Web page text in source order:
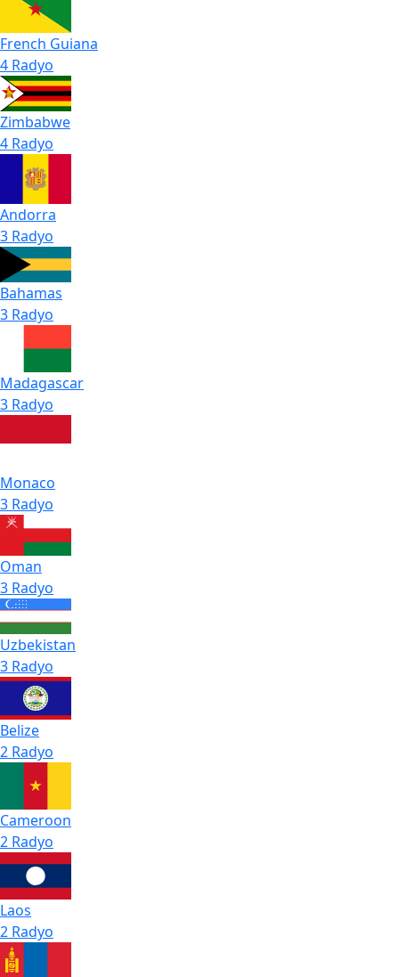
French Guiana
4 Radyo
Zimbabwe
4 Radyo
Andorra
3 Radyo
Bahamas
3 Radyo
Madagascar
3 Radyo
Monaco
3 Radyo
Oman
3 Radyo
Uzbekistan
3 Radyo
Belize
2 Radyo
Cameroon
2 Radyo
Laos
2 Radyo